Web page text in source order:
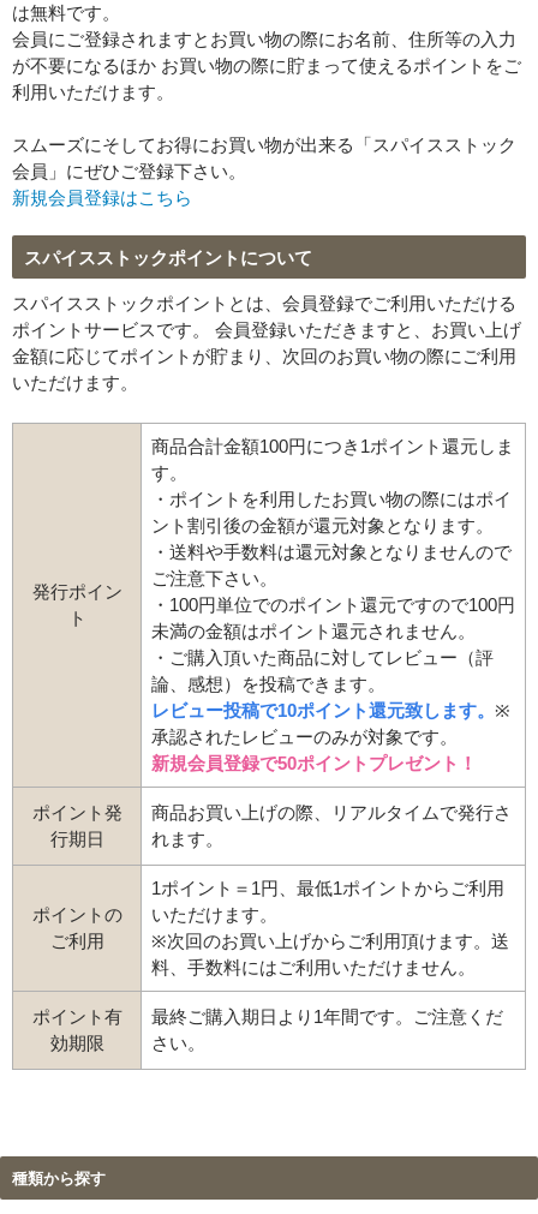
は無料です。
会員にご登録されますとお買い物の際にお名前、住所等の入力
が不要になるほか お買い物の際に貯まって使えるポイントをご
利用いただけます。
スムーズにそしてお得にお買い物が出来る「スパイスストック
会員」にぜひご登録下さい。
新規会員登録はこちら
スパイスストックポイントについて
スパイスストックポイントとは、会員登録でご利用いただける
ポイントサービスです。 会員登録いただきますと、お買い上げ
金額に応じてポイントが貯まり、次回のお買い物の際にご利用
いただけます。
発行ポイン
ト
商品合計金額100円につき1ポイント還元しま
す。
・ポイントを利用したお買い物の際にはポイ
ント割引後の金額が還元対象となります。
・送料や手数料は還元対象となりませんので
ご注意下さい。
・100円単位でのポイント還元ですので100円
未満の金額はポイント還元されません。
・ご購入頂いた商品に対してレビュー（評
論、感想）を投稿できます。
レビュー投稿で10ポイント還元致します。 ※
承認されたレビューのみが対象です。
新規会員登録で50ポイントプレゼント！
ポイント発
行期日
商品お買い上げの際、リアルタイムで発行さ
れます。
ポイントの
ご利用
1ポイント＝1円、最低1ポイントからご利用
いただけます。
※次回のお買い上げからご利用頂けます。送
料、手数料にはご利用いただけません。
ポイント有
効期限
最終ご購入期日より1年間です。ご注意くだ
さい。
種類から探す